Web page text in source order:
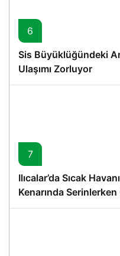
6
Sis Büyüklüğündeki
Ulaşımı Zorluyor
7
Ilıcalar’da Sıcak
Kenarında